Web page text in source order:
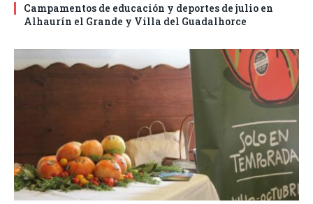
Campamentos de educación y deportes de julio en
Alhaurín el Grande y Villa del Guadalhorce